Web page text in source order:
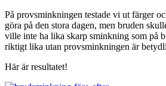
På provsminkningen testade vi ut färger
göra på den stora dagen, men bruden
ville inte ha lika skarp sminkning som på
riktigt lika utan provsminkningen är
Här är resultatet!